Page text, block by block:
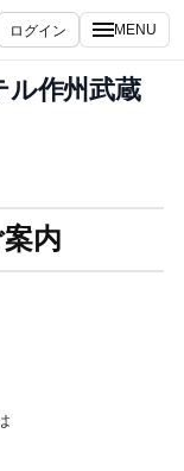
ログイン MENU
作州武蔵
内